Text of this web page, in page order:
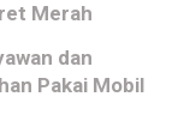
Merah
dan
Pakai Mobil